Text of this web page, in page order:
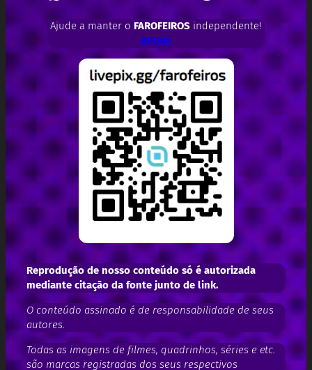
Ajude a manter o FAROFEIROSindependente!
APOIE!
Reprodução de nosso conteúdo só é autorizada
mediante citação da fonte junto de link.
O conteúdo assinado é de responsabilidade de seus
autores.
Todas as imagens de filmes, quadrinhos, séries e etc.
são marcas registradas dos seus respectivos